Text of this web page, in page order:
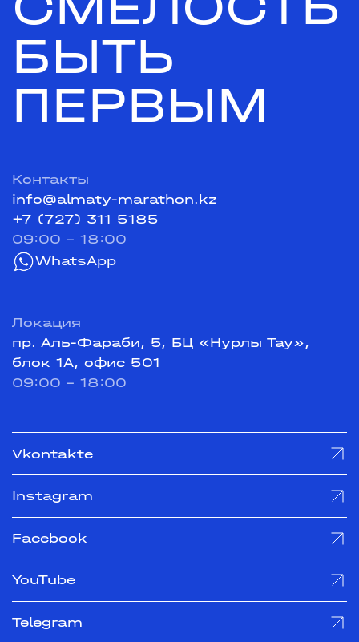
БЫТЬ
ПЕРВЫМ
Контакты
info@almaty-marathon.kz
+7 (727) 311 5185
09:00 - 18:00
WhatsApp
Локация
пр. Аль-Фараби, 5, БЦ «Нурлы Тау»,
блок 1А, офис 501
09:00 - 18:00
Vkontakte
Instagram
Facebook
YouTube
Telegram